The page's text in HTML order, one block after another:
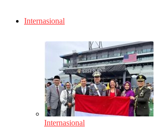
Internasional
Internasional